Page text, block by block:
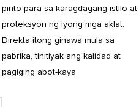
pinto para sa karagdagang istilo at
proteksyon ng iyong mga aklat.
Direkta itong ginawa mula sa
pabrika, tinitiyak ang kalidad at
pagiging abot-kaya